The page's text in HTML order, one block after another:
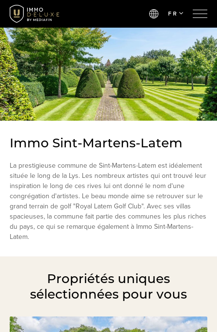
FR
Immo Sint-Martens-Latem
La prestigieuse commune de Sint-Martens-Latem est idéalement
située le long de la Lys. Les nombreux artistes qui ont trouvé leur
inspiration le long de ces rives lui ont donné le nom d'une
congrégation d'artistes. Le beau monde aime se retrouver sur le
grand terrain de golf "Royal Latem Golf Club". Avec ses villas
spacieuses, la commune fait partie des communes les plus riches
du pays, ce qui se remarque également à Immo Sint-Martens-
Latem.
Propriétés uniques
sélectionnées pour vous